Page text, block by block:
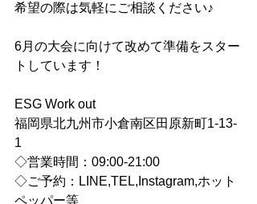
希望の際は気軽にご相談ください♪
6月の大会に向けて改めて準備をスター
トしています！
ESG Work out
福岡県北九州市小倉南区田原新町1-13-
1
◇営業時間：09:00-21:00
◇ご予約：LINE,TEL,Instagram,ホット
ペッパー等